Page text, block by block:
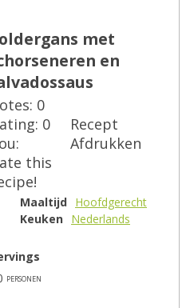
met
en
0
0
this
Recept
Afdrukken
Maaltijd Hoofdgerecht
Keuken Nederlands
personen